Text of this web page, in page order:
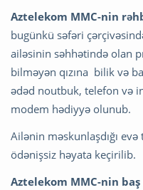
Aztelekom MMC-nin
bugünkü səfəri
ailəsinin səhhətində olan
bilməyən qızına bilik və
ədəd noutbuk, telefon və
modem hədiyyə olunub.
Ailənin məskunlaşdığı
ödənişsiz həyata keçirilib.
Aztelekom MMC-nin